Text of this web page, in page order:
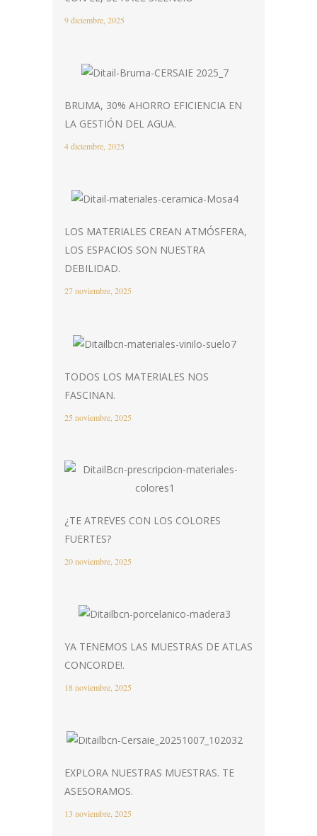
9 diciembre, 2025
BRUMA, 30% AHORRO EFICIENCIA EN
LA GESTIÓN DEL AGUA.
4 diciembre, 2025
LOS MATERIALES CREAN ATMÓSFERA,
LOS ESPACIOS SON NUESTRA
DEBILIDAD.
27 noviembre, 2025
TODOS LOS MATERIALES NOS
FASCINAN.
25 noviembre, 2025
¿TE ATREVES CON LOS COLORES
FUERTES?
20 noviembre, 2025
YA TENEMOS LAS MUESTRAS DE ATLAS
CONCORDE!.
18 noviembre, 2025
EXPLORA NUESTRAS MUESTRAS. TE
ASESORAMOS.
13 noviembre, 2025